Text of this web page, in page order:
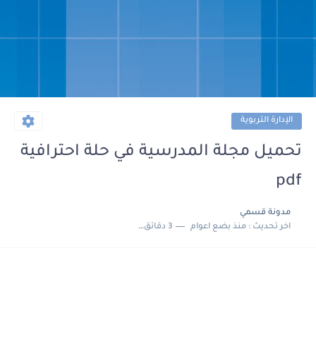
الإدارة التربوية
تحميل مجلة المدرسية في حلة احترافية
pdf
مدونة قسمي
اخر تحديث :منذ بضع اعوام 3 دقائق للقراءة